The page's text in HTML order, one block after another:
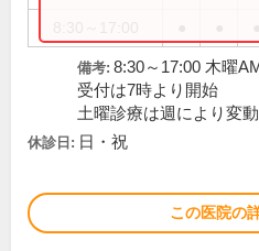
備考: 8:30～17:00 木曜
受付は7時より開始
土曜診療は週により変
休診日: 日・祝
この医院の